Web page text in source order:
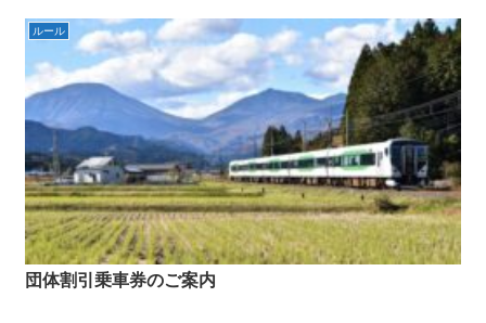
ルール
団体割引乗車券のご案内